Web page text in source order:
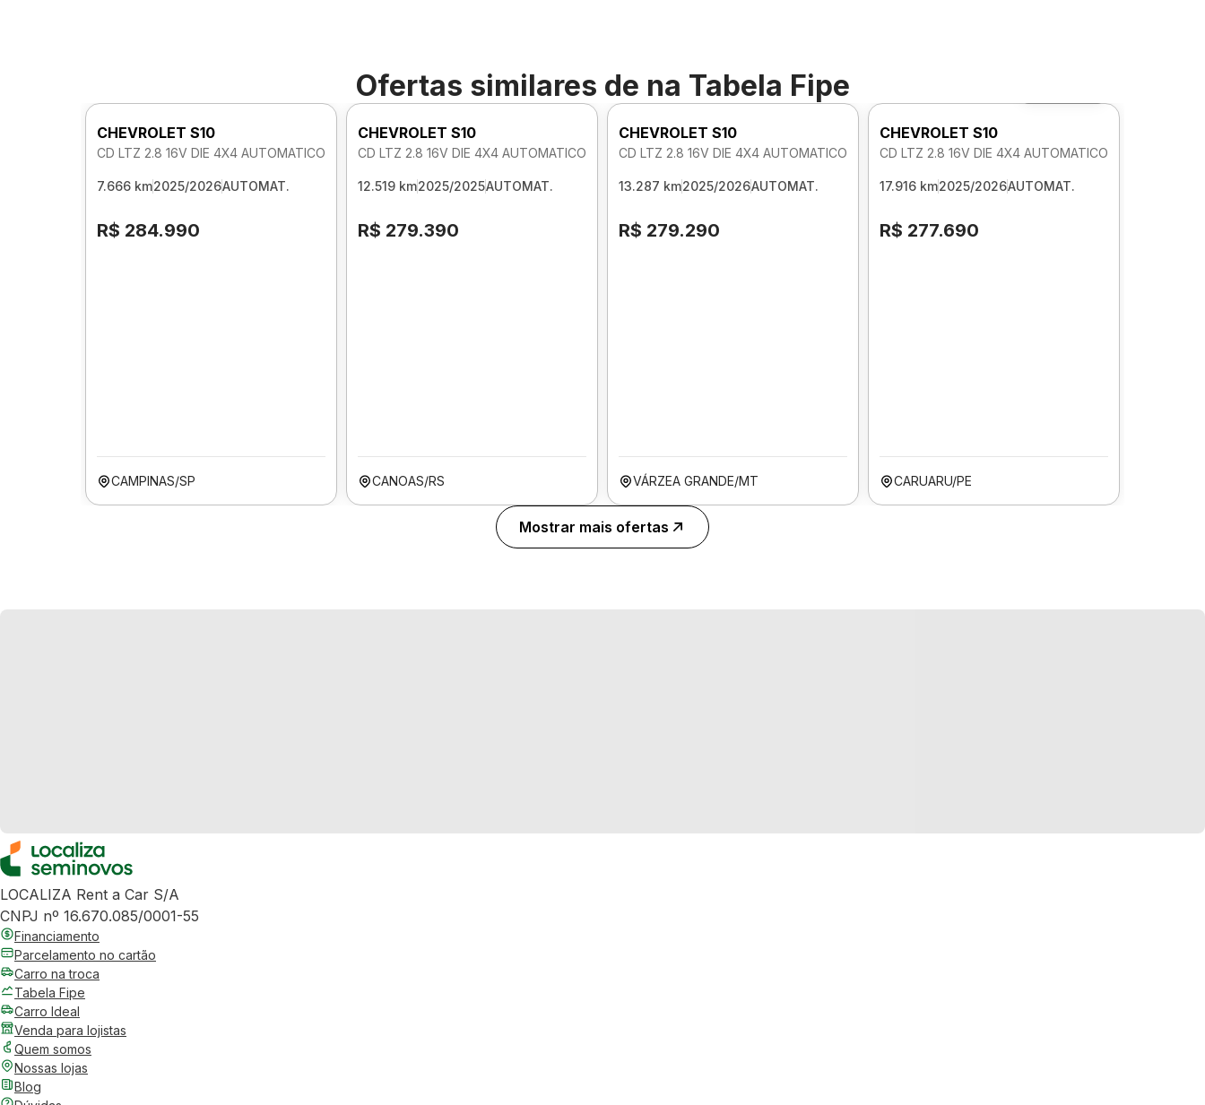
Ofertas similares de na Tabela Fipe
CHEVROLET S10
CD LTZ 2.8 16V DIE 4X4 AUTOMATICO
7.666 km2025/2026AUTOMAT.
R$ 284.990
CAMPINAS/SP
CHEVROLET S10
CD LTZ 2.8 16V DIE 4X4 AUTOMATICO
12.519 km2025/2025AUTOMAT.
R$ 279.390
CANOAS/RS
CHEVROLET S10
CD LTZ 2.8 16V DIE 4X4 AUTOMATICO
13.287 km2025/2026AUTOMAT.
R$ 279.290
VÁRZEA GRANDE/MT
CHEVROLET S10
CD LTZ 2.8 16V DIE 4X4 AUTOMATICO
17.916 km2025/2026AUTOMAT.
R$ 277.690
CARUARU/PE
Mostrar mais ofertas
LOCALIZA Rent a Car S/A
CNPJ nº 16.670.085/0001-55
Financiamento
Parcelamento no cartão
Carro na troca
Tabela Fipe
Carro Ideal
Venda para lojistas
Quem somos
Nossas lojas
Blog